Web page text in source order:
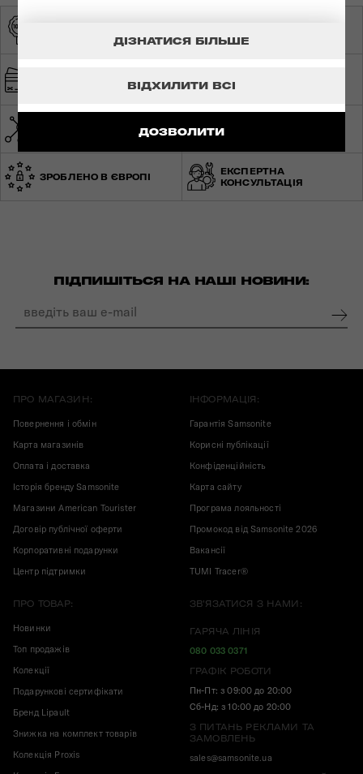
ДОЗВОЛИТИ
ВІДХИЛИТИ ВСІ
ДІЗНАТИСЯ БІЛЬШЕДИСТРИБ'ЮТОР
БЕЗКОШТОВНА
ДОСТАВКА
СВІТОВА ГАРАНТІЯ
ЗРОБЛЕНО В ЄВРОПІ
ЕКСПЕРТНА
КОНСУЛЬТАЦІЯ
ПІДПИШІТЬСЯ НА НАШІ НОВИНИ:
ПРО МАГАЗИН:
Повернення і обмін
Карта магазинів
Оплата і доставка
Історія бренду Samsonite
Магазини American Tourister
Договір публічної оферти
Корпоративні подарунки
Центр підтримки
ІНФОРМАЦІЯ:
Гарантія Samsonite
Корисні публікації
Конфіденційність
Карта сайту
Програма лояльності
Промокод від Samsonite 2026
Вакансії
TUMI Tracer®
ПРО ТОВАР:
Новинки
Топ продажів
Колекції
Подарункові сертифікати
Бренд Lipault
Знижка на комплект товарів
Колекція Proxis
ЗВ'ЯЗАТИСЯ З НАМИ:
ГАРЯЧА ЛІНІЯ
080 033 0371
ГРАФІК РОБОТИ
Пн-Пт: з 09:00 до 20:00
Сб-Нд: з 10:00 до 20:00
З ПИТАНЬ РЕКЛАМИ ТА
ЗАМОВЛЕНЬ
sales@samsonite.ua